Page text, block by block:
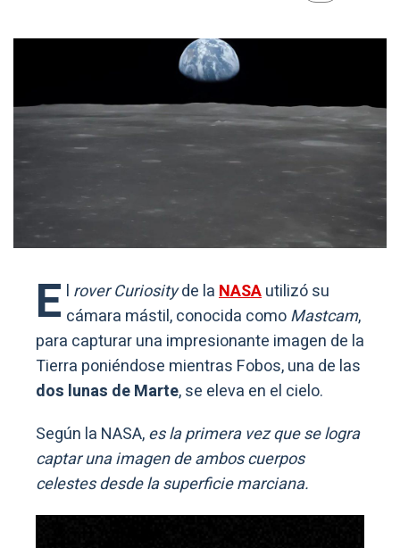
E l rover Curiosityde laNASAutilizó su
cámara mástil, conocida comoMastcam,
para capturar una impresionante imagen de la
Tierra poniéndose mientras Fobos, una de las
dos lunas de Marte, se eleva en el cielo.
Según la NASA,es la primera vez que se logra
captar una imagen de ambos cuerpos
celestes desde la superficie marciana.